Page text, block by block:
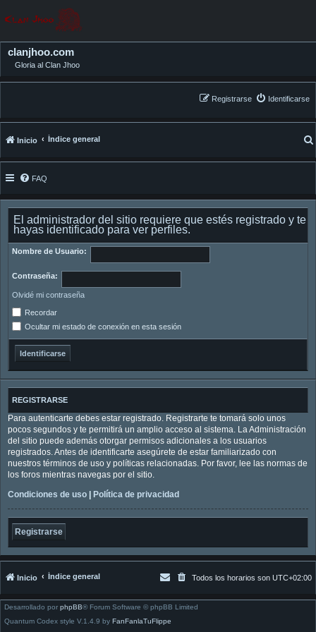
clanjhoo.com
Gloria al Clan Jhoo
Identificarse
Registrarse
Inicio Índice general
FAQ
El administrador del sitio requiere que estés registrado y te
hayas identificado para ver perfiles.
Nombre de Usuario:
Contraseña:
Olvidé mi contraseña
Recordar
Ocultar mi estado de conexión en esta sesión
REGISTRARSE
Para autenticarte debes estar registrado. Registrarte te tomará solo unos
pocos segundos y te permitirá un amplio acceso al sistema. La Administración
del sitio puede además otorgar permisos adicionales a los usuarios
registrados. Antes de identificarte asegúrete de estar familiarizado con
nuestros términos de uso y políticas relacionadas. Por favor, lee las normas de
los foros mientras navegas por el sitio.
Condiciones de uso
Política de privacidad
Registrarse
Inicio Índice general Todos los horarios son UTC+02:00
Desarrollado por phpBB® Forum Software © phpBB Limited
Quantum Codex style V.1.4.9 by FanFanlaTuFlippe